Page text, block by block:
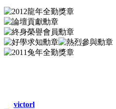
victorl